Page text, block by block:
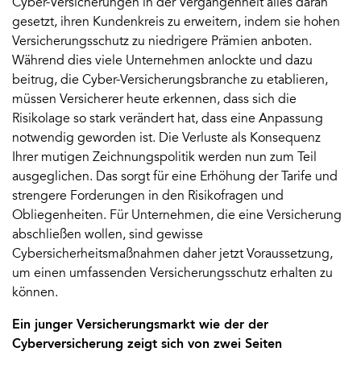
Cyber-Versicherungen in der Vergangenheit alles daran
gesetzt, ihren Kundenkreis zu erweitern, indem sie hohen
Versicherungsschutz zu niedrigere Prämien anboten.
Während dies viele Unternehmen anlockte und dazu
beitrug, die Cyber-Versicherungsbranche zu etablieren,
müssen Versicherer heute erkennen, dass sich die
Risikolage so stark verändert hat, dass eine Anpassung
notwendig geworden ist. Die Verluste als Konsequenz
Ihrer mutigen Zeichnungspolitik werden nun zum Teil
ausgeglichen. Das sorgt für eine Erhöhung der Tarife und
strengere Forderungen in den Risikofragen und
Obliegenheiten. Für Unternehmen, die eine Versicherung
abschließen wollen, sind gewisse
Cybersicherheitsmaßnahmen daher jetzt Voraussetzung,
um einen umfassenden Versicherungsschutz erhalten zu
können.
Ein junger Versicherungsmarkt wie der der
Cyberversicherung zeigt sich von zwei Seiten